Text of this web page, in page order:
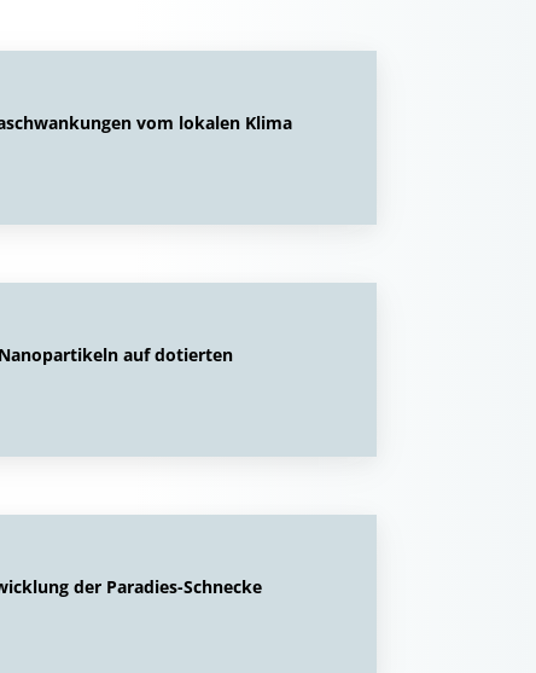
vom lokalen Klima
auf dotierten
der Paradies-Schnecke